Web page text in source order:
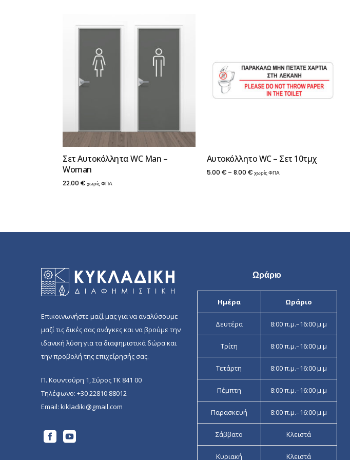
Σετ Αυτοκόλλητα WC Man –
Woman
22.00 € χωρίς ΦΠΑ
Αυτοκόλλητο WC – Σετ 10τμχ
5.00 € – 8.00 €Price
χωρίς ΦΠΑ
Επικοινωνήστε μαζί μας για να αναλύσουμε
μαζί τις δικές σας ανάγκες και να βρούμε την
ιδανική λύση για τα διαφημιστικά δώρα και
την προβολή της επιχείρησής σας.
Π. Κουντούρη 1, Σύρος ΤΚ 841 00
Τηλέφωνο: +30 22810 88012
Email: kikladiki@gmail.com
Ωράριο
Ημέρα Ωράριο
Δευτέρα 8:00 π.μ.–16:00 μ.μ
Τρίτη 8:00 π.μ.–16:00 μ.μ
Τετάρτη 8:00 π.μ.–16:00 μ.μ
Πέμπτη 8:00 π.μ.–16:00 μ.μ
Παρασκευή 8:00 π.μ.–16:00 μ.μ
Σάββατο Κλειστά
Κυριακή Κλειστά